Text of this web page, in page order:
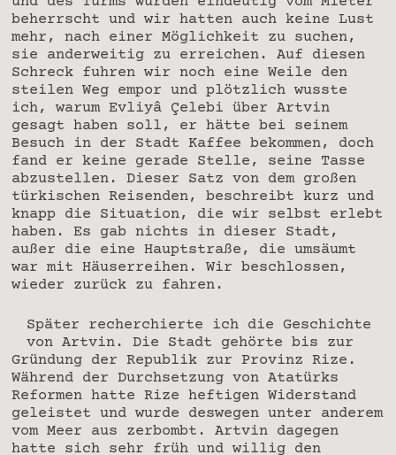
beherrscht und wir hatten auch keine Lust
mehr, nach einer Möglichkeit zu suchen,
sie anderweitig zu erreichen. Auf diesen
Schreck fuhren wir noch eine Weile den
steilen Weg empor und plötzlich wusste
ich, warum Evliyâ Çelebi über Artvin
gesagt haben soll, er hätte bei seinem
Besuch in der Stadt Kaffee bekommen, doch
fand er keine gerade Stelle, seine Tasse
abzustellen. Dieser Satz von dem großen
türkischen Reisenden, beschreibt kurz und
knapp die Situation, die wir selbst erlebt
haben. Es gab nichts in dieser Stadt,
außer die eine Hauptstraße, die umsäumt
war mit Häuserreihen. Wir beschlossen,
wieder zurück zu fahren.
Später recherchierte ich die Geschichte
von Artvin. Die Stadt gehörte bis zur
Gründung der Republik zur Provinz Rize.
Während der Durchsetzung von Atatürks
Reformen hatte Rize heftigen Widerstand
geleistet und wurde deswegen unter anderem
vom Meer aus zerbombt. Artvin dagegen
hatte sich sehr früh und willig den